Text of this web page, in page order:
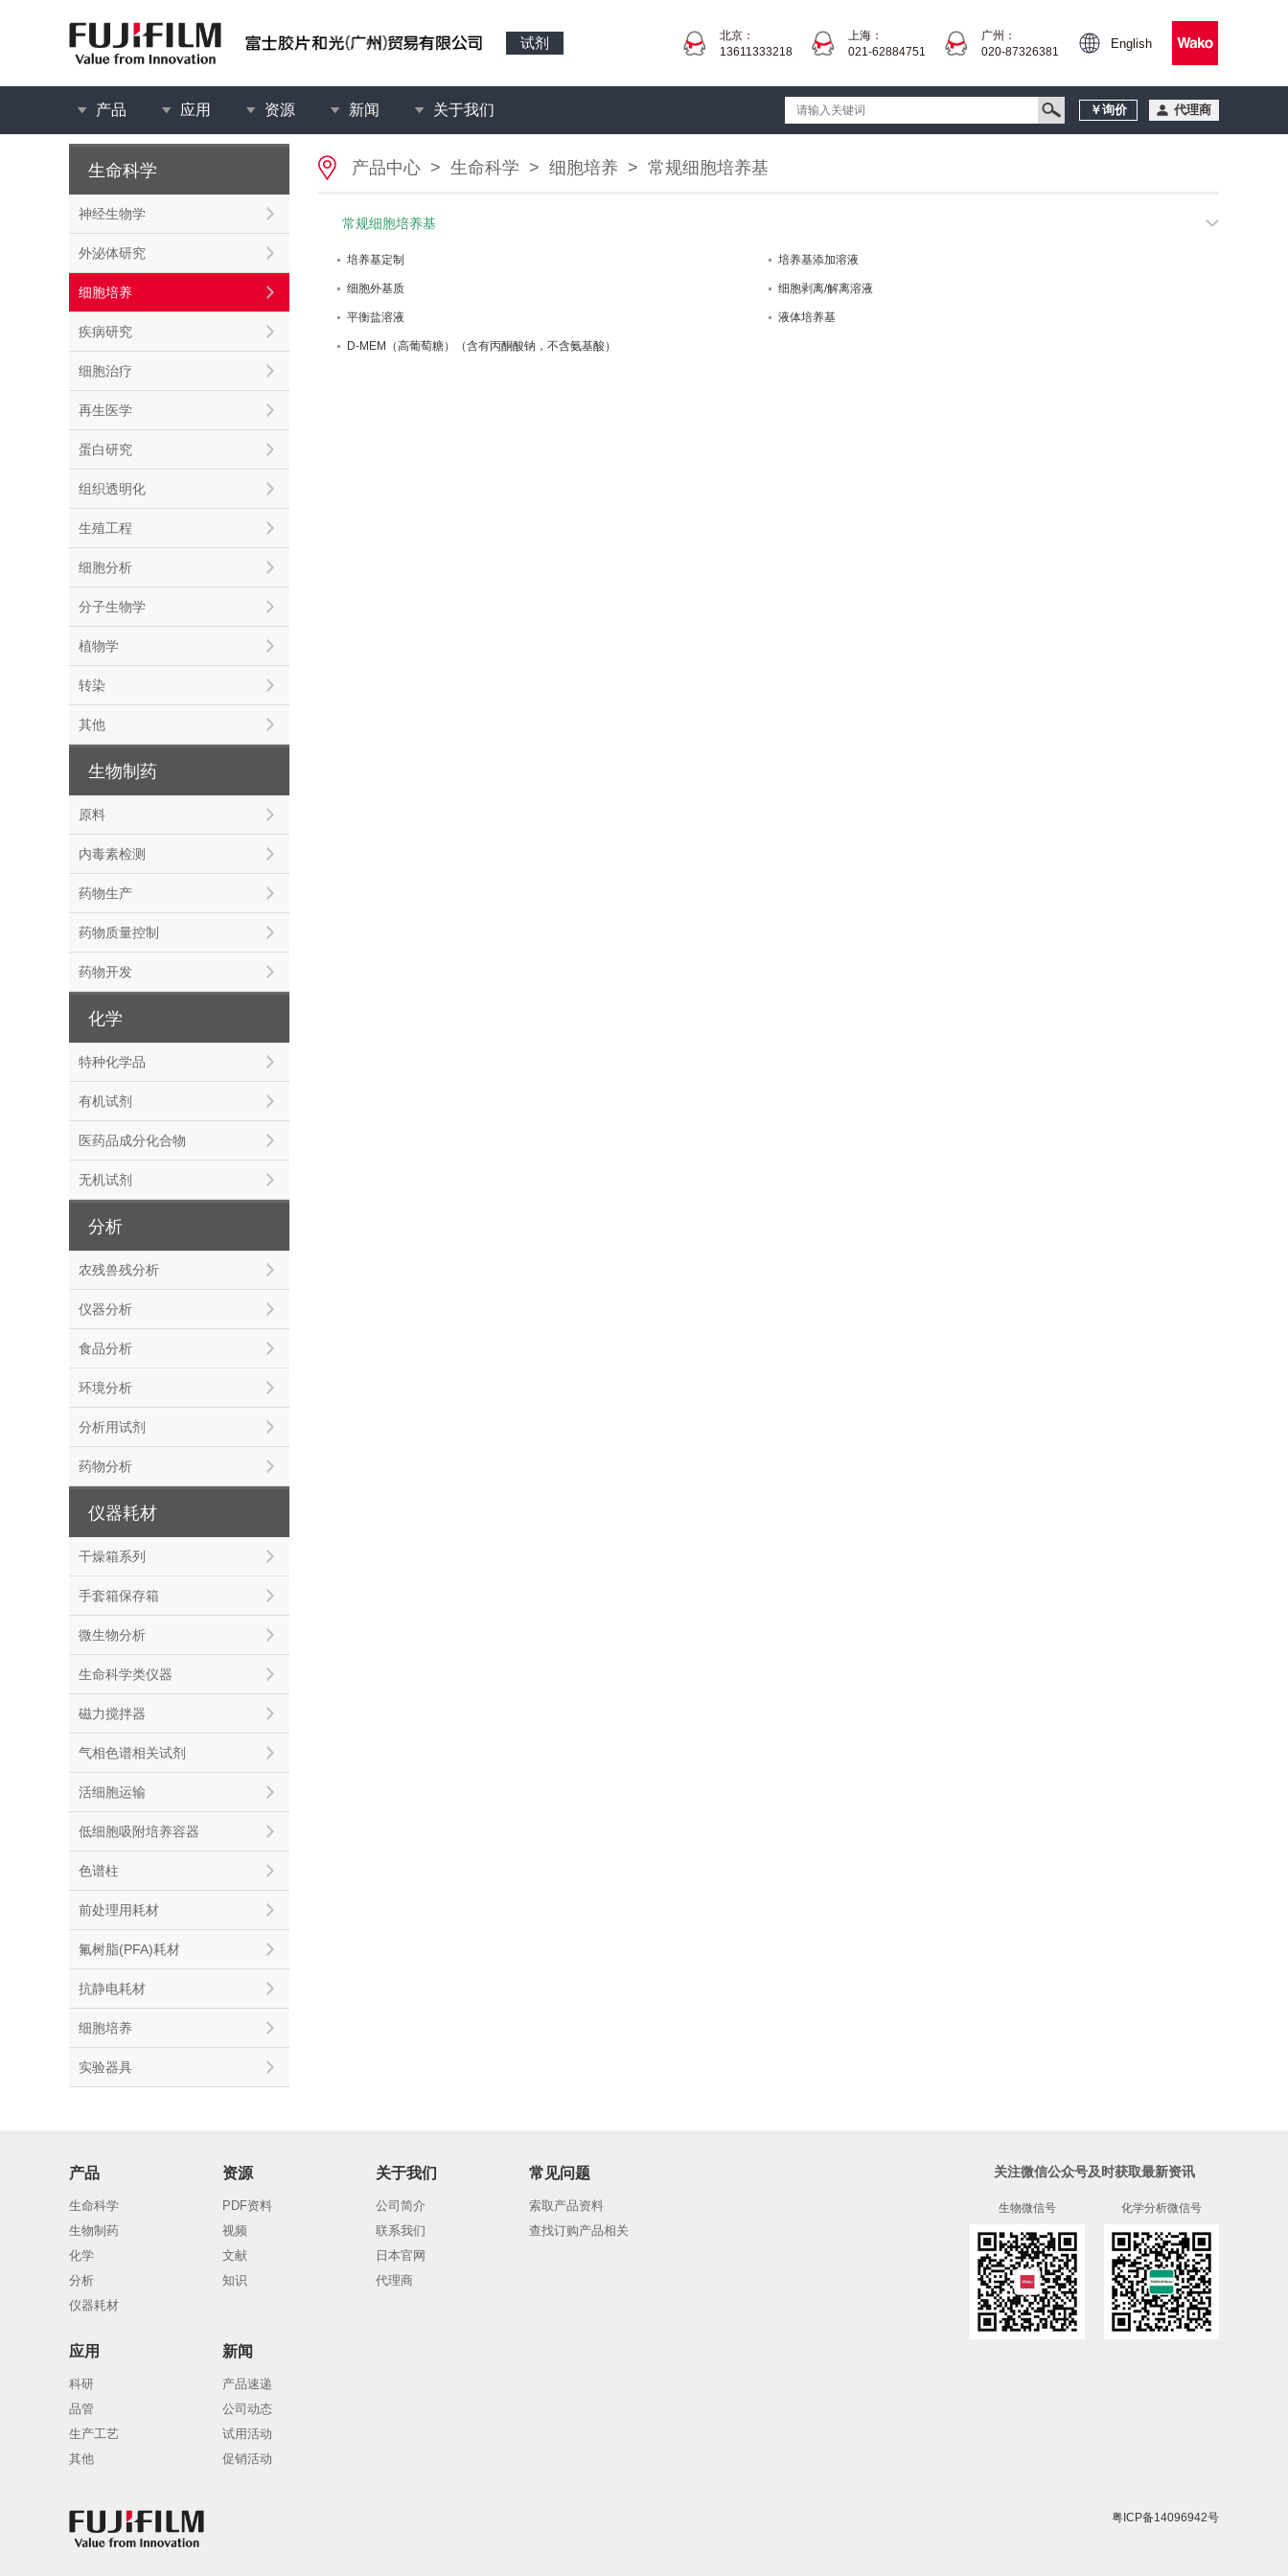
试剂
北京：
13611333218
上海：
021-62884751
广州：
020-87326381
English
产品 应用 资源 新闻 关于我们 ￥询价 代理商
生命科学
神经生物学
外泌体研究
细胞培养
疾病研究
细胞治疗
再生医学
蛋白研究
组织透明化
生殖工程
细胞分析
分子生物学
植物学
转染
其他
生物制药
原料
内毒素检测
药物生产
药物质量控制
药物开发
化学
特种化学品
有机试剂
医药品成分化合物
无机试剂
分析
农残兽残分析
仪器分析
食品分析
环境分析
分析用试剂
药物分析
仪器耗材
干燥箱系列
手套箱保存箱
微生物分析
生命科学类仪器
磁力搅拌器
气相色谱相关试剂
活细胞运输
低细胞吸附培养容器
色谱柱
前处理用耗材
氟树脂(PFA)耗材
抗静电耗材
细胞培养
实验器具
产品中心 > 生命科学 > 细胞培养 > 常规细胞培养基
常规细胞培养基
培养基定制 培养基添加溶液
细胞外基质 细胞剥离/解离溶液
平衡盐溶液 液体培养基
D-MEM（高葡萄糖）（含有丙酮酸钠，不含氨基酸）
产品
生命科学
生物制药
化学
分析
仪器耗材
资源
PDF资料
视频
文献
知识
关于我们
公司简介
联系我们
日本官网
代理商
常见问题
索取产品资料
查找订购产品相关
应用
科研
品管
生产工艺
其他
新闻
产品速递
公司动态
试用活动
促销活动
关注微信公众号及时获取最新资讯
生物微信号 化学分析微信号
粤ICP备14096942号